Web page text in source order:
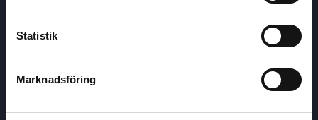
Statistik
Marknadsföring
OmAktiekampen